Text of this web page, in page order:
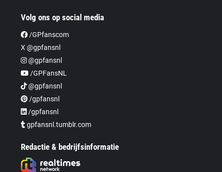
Volg ons op social media
/GPfanscom
X @gpfansnl
@gpfansnl
/GPFansNL
@gpfansnl
/gpfansnl
/gpfansnl
gpfansnl.tumblr.com
Redactie & bedrijfsinformatie